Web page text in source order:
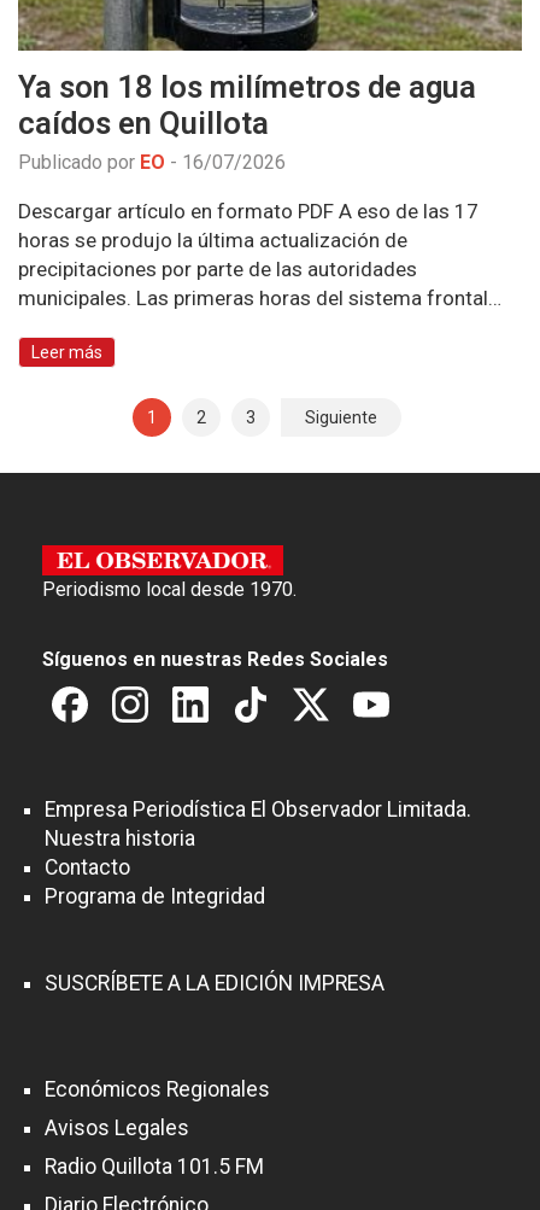
Ya son 18 los milímetros de agua
caídos en Quillota
Publicado por EO - 16/07/2026
Descargar artículo en formato PDF A eso de las 17
horas se produjo la última actualización de
precipitaciones por parte de las autoridades
municipales. Las primeras horas del sistema frontal…
Leer más
e
e
t
d
a
s
1 2 3 Siguiente
Periodismo local desde 1970.
Síguenos en nuestras Redes Sociales
Empresa Periodística El Observador Limitada.
Nuestra historia
Contacto
Programa de Integridad
SUSCRÍBETE A LA EDICIÓN IMPRESA
Económicos Regionales
Avisos Legales
Radio Quillota 101.5 FM